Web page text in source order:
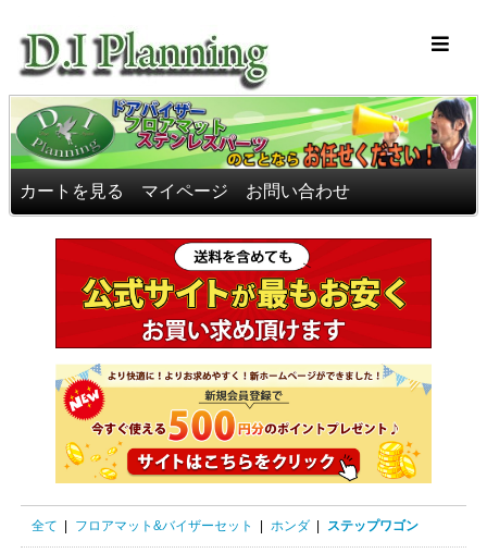
カートを見る マイページ お問い合わせ
全て | フロアマット&バイザーセット | ホンダ | ステップワゴン